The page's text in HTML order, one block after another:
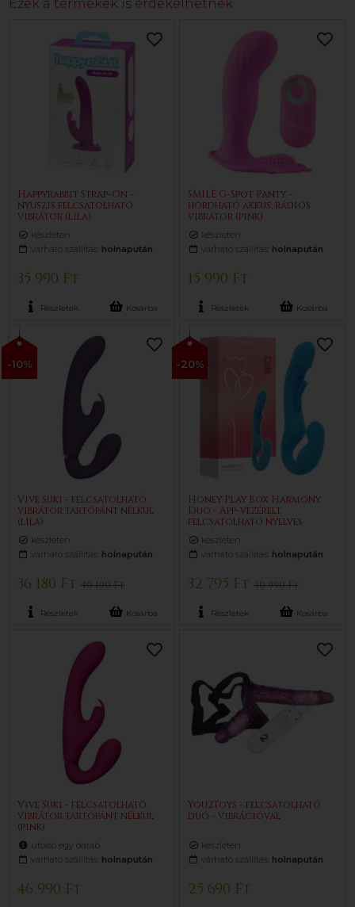
Ezek a termékek is érdekelhetnek
Happyrabbit Strap-On -
nyuszis felcsatolható
vibrátor (lila)
készleten
várható szállítás: holnapután
35 990 Ft
Részletek Kosárba
SMILE G-Spot Panty -
hordható akkus, rádiós
vibrátor (pink)
készleten
várható szállítás: holnapután
15 990 Ft
Részletek Kosárba
-10%
Vive Suki - felcsatolható
vibrátor tartópánt nélkül
(lila)
készleten
várható szállítás: holnapután
36 180 Ft40 190 Ft
Részletek Kosárba
-20%
Honey Play Box Harmony
Duo - App-vezérelt
felcsatolható nyelves
vibrátor (kék)
készleten
várható szállítás: holnapután
32 795 Ft40 990 Ft
Részletek Kosárba
Vive Suki - felcsatolható
vibrátor tartópánt nélkül
(pink)
utolsó egy darab
várható szállítás: holnapután
46 990 Ft
You2Toys - felcsatolható
duó - vibrációval
készleten
várható szállítás: holnapután
25 690 Ft